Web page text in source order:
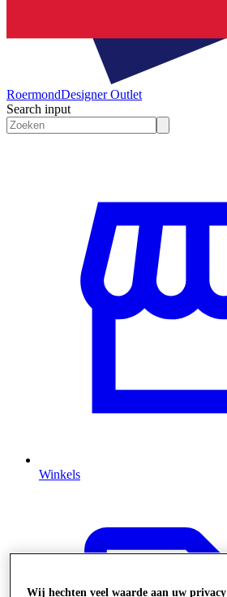
RoermondDesigner Outlet
Search input
Winkels
Wij hechten veel waarde aan uw privacy